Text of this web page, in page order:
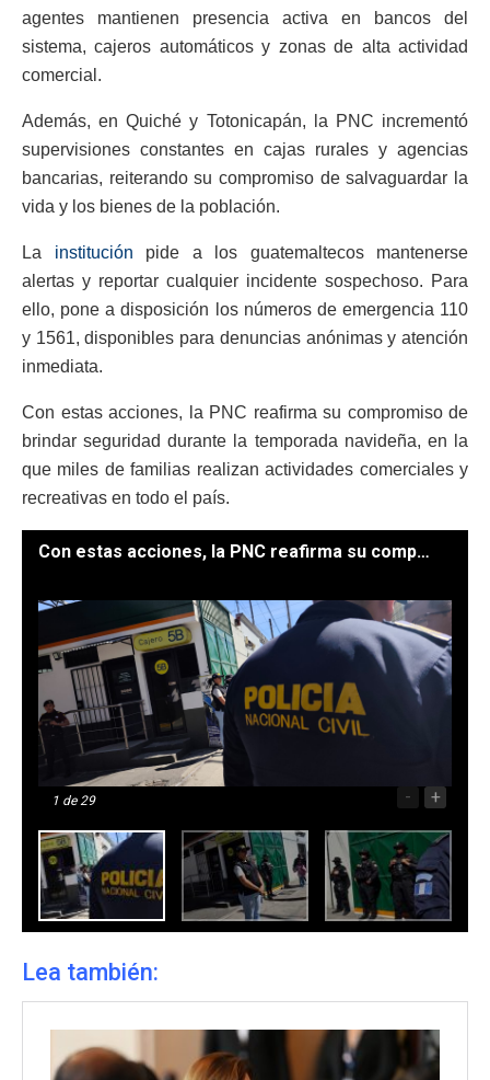
agentes mantienen presencia activa en bancos del
sistema, cajeros automáticos y zonas de alta actividad
comercial.
Además, en Quiché y Totonicapán, la PNC incrementó
supervisiones constantes en cajas rurales y agencias
bancarias, reiterando su compromiso de salvaguardar la
vida y los bienes de la población.
La institución pide a los guatemaltecos mantenerse
alertas y reportar cualquier incidente sospechoso. Para
ello, pone a disposición los números de emergencia 110
y 1561, disponibles para denuncias anónimas y atención
inmediata.
Con estas acciones, la PNC reafirma su compromiso de
brindar seguridad durante la temporada navideña, en la
que miles de familias realizan actividades comerciales y
recreativas en todo el país.
Con estas acciones, la PNC reafirma su compromiso de brindar seguridad durante la temporada navideña, / Foto: PNC
1 de 29 - +
Lea también: